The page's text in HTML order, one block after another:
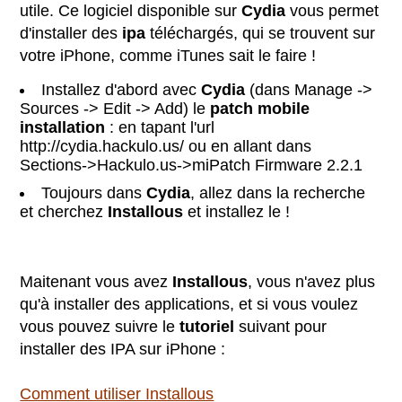
utile. Ce logiciel disponible surCydia vous permet
d'installer des ipa téléchargés, qui se trouvent sur
votre iPhone, comme iTunes sait le faire !
Installez d'abord avecCydia (dans Manage ->
Sources -> Edit -> Add) le patch mobile
installation : en tapant l'url
http://cydia.hackulo.us/ ou en allant dans
Sections->Hackulo.us->miPatch Firmware 2.2.1
Toujours dansCydia, allez dans la recherche
et cherchez Installous et installez le !
Maitenant vous avez Installous, vous n'avez plus
qu'à installer des applications, et si vous voulez
vous pouvez suivre letutoriel suivant pour
installer des IPA sur iPhone :
Comment utiliser Installous